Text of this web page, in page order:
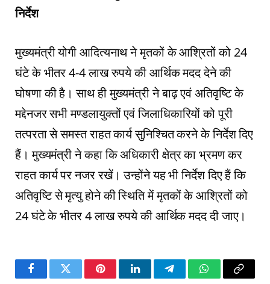
निर्देश
मुख्यमंत्री योगी आदित्यनाथ ने मृतकों के आश्रितों को 24
घंटे के भीतर 4-4 लाख रुपये की आर्थिक मदद देने की
घोषणा की है। साथ ही मुख्यमंत्री ने बाढ़ एवं अतिवृष्टि के
मद्देनजर सभी मण्डलायुक्तों एवं जिलाधिकारियों को पूरी
तत्परता से समस्त राहत कार्य सुनिश्चित करने के निर्देश दिए
हैं। मुख्यमंत्री ने कहा कि अधिकारी क्षेत्र का भ्रमण कर
राहत कार्य पर नजर रखें। उन्होंने यह भी निर्देश दिए हैं कि
अतिवृष्टि से मृत्यु होने की स्थिति में मृतकों के आश्रितों को
24 घंटे के भीतर 4 लाख रुपये की आर्थिक मदद दी जाए।
FacebookTwitter PinterestLinkedInTelegramWhatsApp
Copy